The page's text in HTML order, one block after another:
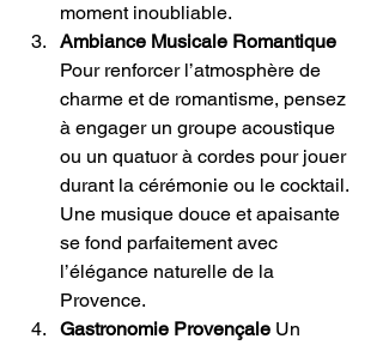
moment inoubliable.
Ambiance Musicale Romantique
Pour renforcer l’atmosphère de
charme et de romantisme, pensez
à engager un groupe acoustique
ou un quatuor à cordes pour jouer
durant la cérémonie ou le cocktail.
Une musique douce et apaisante
se fond parfaitement avec
l’élégance naturelle de la
Provence.
Gastronomie Provençale Un